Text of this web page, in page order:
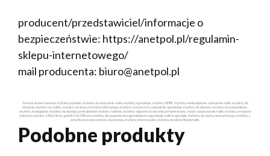
producent/przedstawiciel/informacje o
bezpieczeństwie: https://anetpol.pl/regulamin-
sklepu-internetowego/
mail producenta: biuro@anetpol.pl
Główne słowa kluczowe: etykiety pętlowe, etykiety do oznaczania roślin, etykiety ogrodnicze, etykiety HDPE, etykiety wodoodporne, oznaczanie roślin, etykiety do
wiązania, etykiety na rośliny, etykiety do druku termotransferowego, etykiety z markerem, oznaczenia ogrodnicze, etykiety do szkółek, etykiety do sadownictwa,
etykiety ekologiczne, etykiety na doniczki, profesjonalne etykiety roślinne, etykiety odporne na warunki atmosferyczne, trwałe oznakowanie roślin, etykiety w różnych
kolorach, etykiety 250x25mm, pętelki 25x250mm, etykiety dla gospodarstw ogrodniczych, organizacja roślin w ogrodzie, etykiety do użytku zewnętrznego, etykiety z
certyfikatem do kontaktu z żywnością, etykiety informacyjne, etykiety do identyfikacji roślin.
Podobne produkty